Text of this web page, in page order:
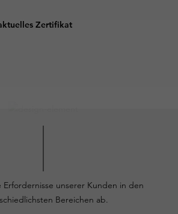
Zertifikat
unserer Kunden in den
Bereichen ab.